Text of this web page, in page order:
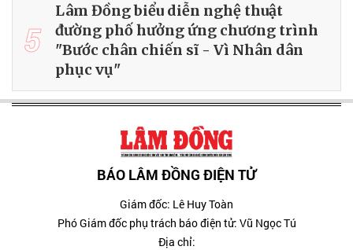
5
Lâm Đồng biểu diễn nghệ thuật
đường phố hưởng ứng chương trình
"Bước chân chiến sĩ - Vì Nhân dân
phục vụ"
BÁO LÂM ĐỒNG ĐIỆN TỬ
Giám đốc: Lê Huy Toàn
Phó Giám đốc phụ trách báo điện tử: Vũ Ngọc Tú
Địa chỉ: